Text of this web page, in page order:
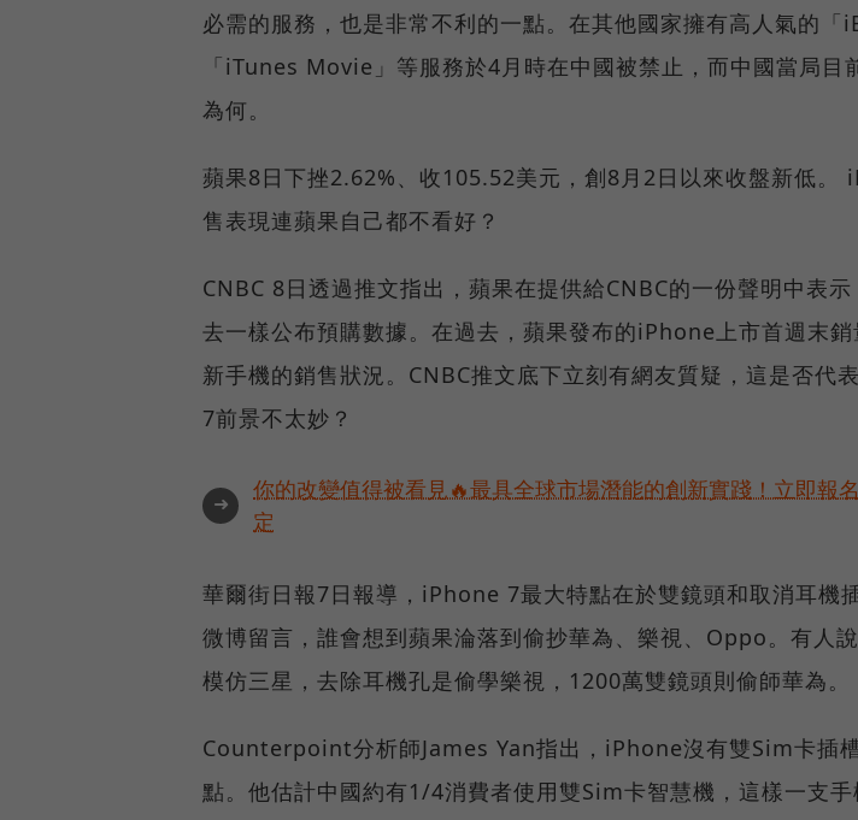
必需的服務，也是非常不利的一點。在其他國家擁有高人氣的「
「iTunes Movie」等服務於4月時在中國被禁止，而中國當局目
為何。
蘋果8日下挫2.62%、收105.52美元，創8月2日以來收盤新低
售表現連蘋果自己都不看好？
CNBC 8日透過推文指出，蘋果在提供給CNBC的一份聲明中表
去一樣公布預購數據。在過去，蘋果發布的iPhone上市首週末
新手機的銷售狀況。CNBC推文底下立刻有網友質疑，這是否代
7前景不太妙？
➜
你的改變值得被看見🔥最具全球市場潛能的創新實踐！立即報
定
華爾街日報7日報導，iPhone 7最大特點在於雙鏡頭和取消耳機
微博留言，誰會想到蘋果淪落到偷抄華為、樂視、Oppo。有人
模仿三星，去除耳機孔是偷學樂視，1200萬雙鏡頭則偷師華為。
Counterpoint分析師James Yan指出，iPhone沒有雙Sim卡插
點。他估計中國約有1/4消費者使用雙Sim卡智慧機，這樣一支